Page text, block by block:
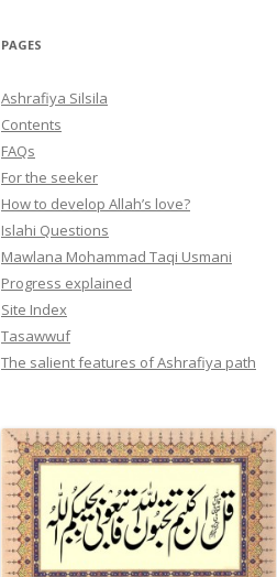
PAGES
Ashrafiya Silsila
Contents
FAQs
For the seeker
How to develop Allah’s love?
Islahi Questions
Mawlana Mohammad Taqi Usmani
Progress explained
Site Index
Tasawwuf
The salient features of Ashrafiya path